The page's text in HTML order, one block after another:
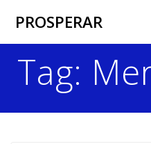
PROSPERAR
Tag: